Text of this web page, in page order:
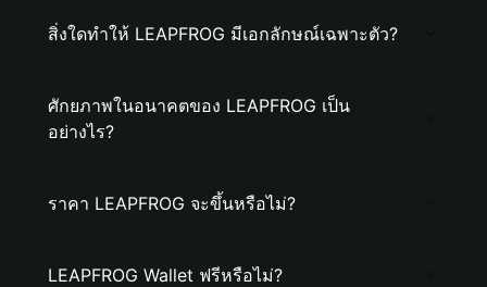
สิ่งใดทำให้ LEAPFROG มีเอกลักษณ์เฉพาะตัว?
ศักยภาพในอนาคตของ LEAPFROG เป็น
อย่างไร?
ราคา LEAPFROG จะขึ้นหรือไม่?
LEAPFROG Wallet ฟรีหรือไม่?